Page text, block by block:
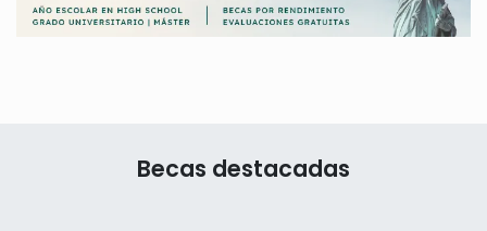
Becas destacadas